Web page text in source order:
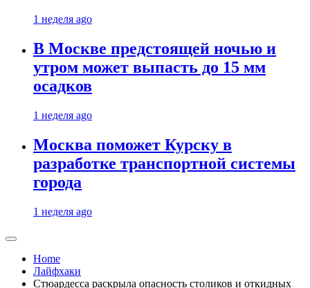
1 неделя ago
В Москве предстоящей ночью и
утром может выпасть до 15 мм
осадков
1 неделя ago
Москва поможет Курску в
разработке транспортной системы
города
1 неделя ago
Home
Лайфхаки
Стюардесса раскрыла опасность столиков и откидных